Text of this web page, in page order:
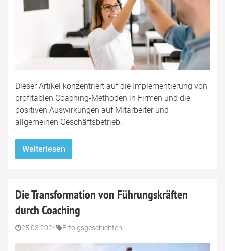
Dieser Artikel konzentriert auf die Implementierung von
profitablen Coaching-Methoden in Firmen und die
positiven Auswirkungen auf Mitarbeiter und
allgemeinen Geschäftsbetrieb.
Weiterlesen
Die Transformation von Führungskräften
durch Coaching
25.03.2024 Erfolgsgeschichten